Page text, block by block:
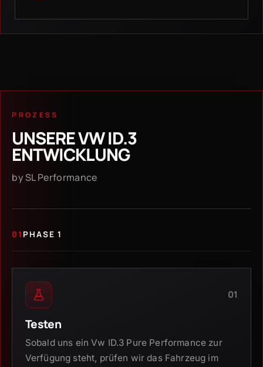
PROZESS
UNSERE VW ID.3
ENTWICKLUNG
by SL Performance
01 PHASE 1
01
Testen
Sobald uns ein Vw ID.3 Pure Performance zur
Verfügung steht, prüfen wir das Fahrzeug im